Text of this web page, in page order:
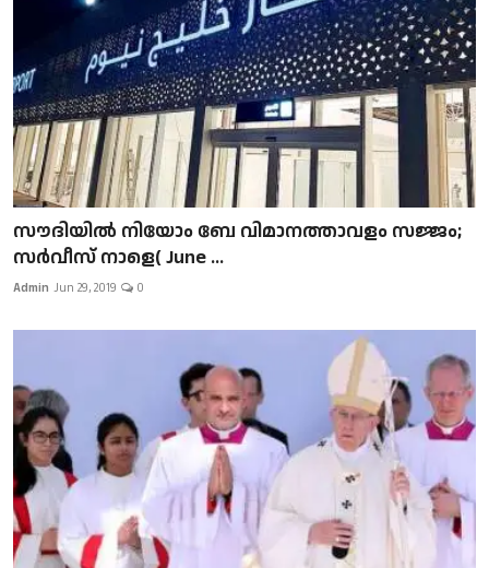
സൗദിയിൽ നിയോം ബേ വിമാനത്താവളം സജ്ജം;
സർവീസ് നാളെ( June ...
Admin Jun 29, 2019 0